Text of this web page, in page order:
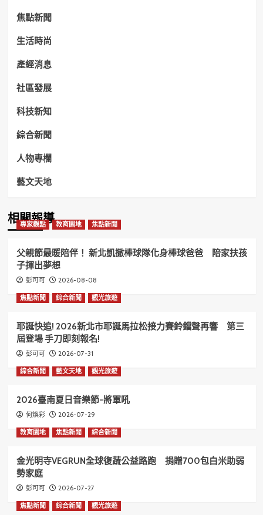
焦點新聞
生活時尚
產經消息
社區發展
科技新知
綜合新聞
人物專欄
藝文天地
相關報導
專家觀點 教育園地 焦點新聞
父親節最暖陪伴！ 新北凱撒棒球隊化身棒球爸爸 陪家扶孩
子揮出夢想
彭可可 2026-08-08
焦點新聞 綜合新聞 觀光旅遊
耶誕快追! 2026新北市耶誕馬拉松接力賽鈴鐺聲再響 第三
屆登場 手刀即刻報名!
彭可可 2026-07-31
綜合新聞 藝文天地 觀光旅遊
2026臺南夏日音樂節-將軍吼
何煥彩 2026-07-29
教育園地 焦點新聞 綜合新聞
金光明寺VEGRUN全球復蔬公益路跑 捐贈700包白米助弱
勢家庭
彭可可 2026-07-27
焦點新聞 綜合新聞 觀光旅遊